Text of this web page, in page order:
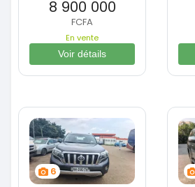
8 900 000
FCFA
En vente
Voir détails
6